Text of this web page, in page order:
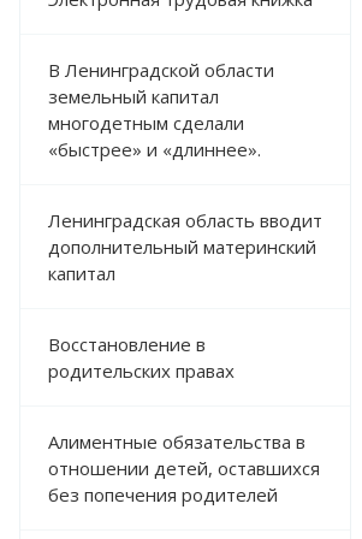
В Ленинградской области
земельный капитал
многодетным сделали
«быстрее» и «длиннее».
Ленинградская область вводит
дополнительный материнский
капитал
Восстановление в
родительских правах
Алиментные обязательства в
отношении детей, оставшихся
без попечения родителей